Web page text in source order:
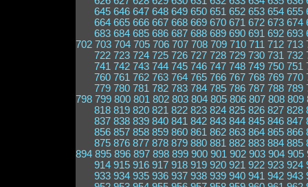
645 646 647 648 649 650 651 652 653 654 655
664 665 666 667 668 669 670 671 672 673 674
683 684 685 686 687 688 689 690 691 692 693
702 703 704 705 706 707 708 709 710 711 712 713
722 723 724 725 726 727 728 729 730 731 732
741 742 743 744 745 746 747 748 749 750 751
760 761 762 763 764 765 766 767 768 769 770
779 780 781 782 783 784 785 786 787 788 789
798 799 800 801 802 803 804 805 806 807 808 809
818 819 820 821 822 823 824 825 826 827 828
837 838 839 840 841 842 843 844 845 846 847
856 857 858 859 860 861 862 863 864 865 866
875 876 877 878 879 880 881 882 883 884 885
894 895 896 897 898 899 900 901 902 903 904 905
914 915 916 917 918 919 920 921 922 923 924
933 934 935 936 937 938 939 940 941 942 943